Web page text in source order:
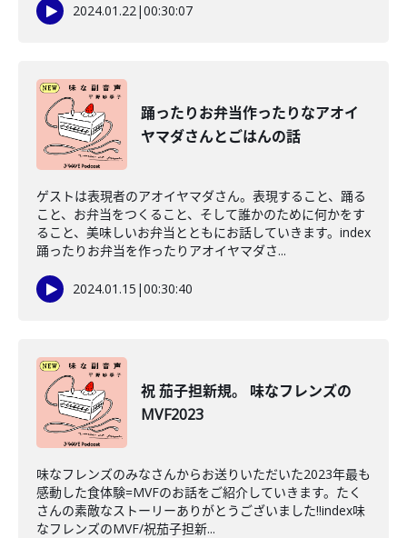
2024.01.22|00:30:07
踊ったりお弁当作ったりなアオイ
ヤマダさんとごはんの話
ゲストは表現者のアオイヤマダさん。表現すること、踊る
こと、お弁当をつくること、そして誰かのために何かをす
ること、美味しいお弁当とともにお話していきます。index
踊ったりお弁当を作ったりアオイヤマダさ...
2024.01.15 |00:30:40
祝 茄子担新規。 味なフレンズの
MVF2023
味なフレンズのみなさんからお送りいただいた2023年最も
感動した食体験=MVFのお話をご紹介していきます。たく
さんの素敵なストーリーありがとうございました!!index味
なフレンズのMVF/祝茄子担新...